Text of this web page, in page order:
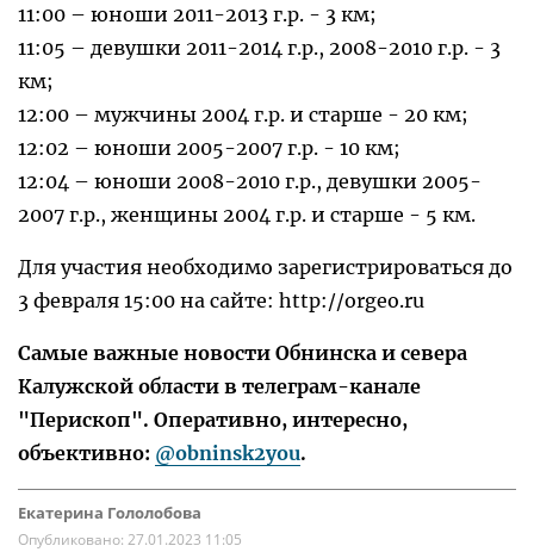
11:00 – юноши 2011-2013 г.р. - 3 км;
11:05 – девушки 2011-2014 г.р., 2008-2010 г.р. - 3
км;
12:00 – мужчины 2004 г.р. и старше - 20 км;
12:02 – юноши 2005-2007 г.р. - 10 км;
12:04 – юноши 2008-2010 г.р., девушки 2005-
2007 г.р., женщины 2004 г.р. и старше - 5 км.
Для участия необходимо зарегистрироваться до
3 февраля 15:00 на сайте: http://orgeo.ru
Самые важные новости Обнинска и севера
Калужской области в телеграм-канале
"Перископ". Оперативно, интересно,
объективно: @obninsk2you.
Екатерина Гололобова
Опубликовано: 27.01.2023 11:05